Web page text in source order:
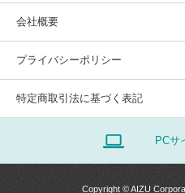
会社概要
プライバシーポリシー
特定商取引法に基づく表記
PCサ
Copyright © AIZU